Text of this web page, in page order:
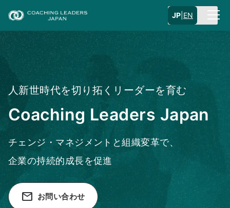
JP EN
人新世時代を切り拓くリーダーを育む
Coaching Leaders Japan
チェンジ・マネジメントと組織変革で、
企業の持続的成長を促進
email お問い合わせ